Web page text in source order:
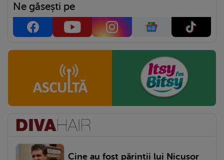
Ne găsești pe
Cine au fost părinții lui Nicușor